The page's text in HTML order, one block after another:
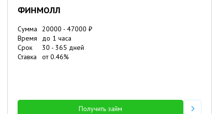
ФИНМОЛЛ
Сумма 20000 - 47000 ₽
Время
до 1 часа
Срок
30 - 365 дней
Ставка
от0.46%
Получить займ